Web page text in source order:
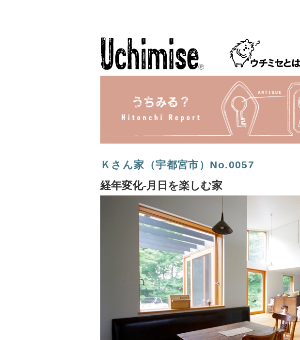
Ｋさん家（宇都宮市）No.0057
経年変化-月日を楽しむ家